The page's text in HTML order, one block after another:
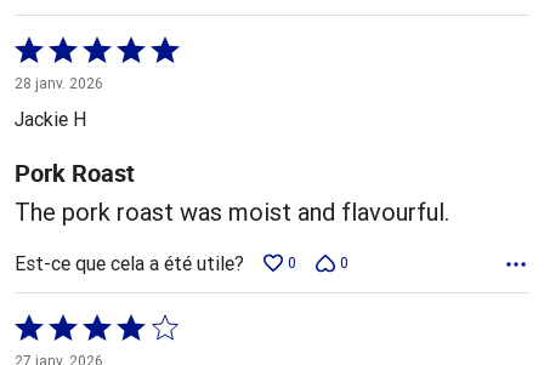
Coté
5 sur
5
28 janv. 2026
Jackie H
Pork Roast
The pork roast was moist and flavourful.
Est-ce que cela a été utile? 0 0
Coté
4 sur
27 janv. 2026